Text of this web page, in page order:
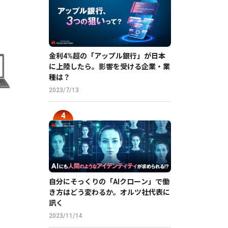
金利4%超の「アップル銀行」が日本
に上陸したら。影響を受ける企業・業
種は？
2023/7/13
自分にそっくりの「AIクローン」で働
き方はどう変わるか。オルツ社代表に
訊く
2023/11/14